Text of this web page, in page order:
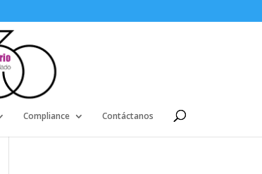
Compliance Contáctanos